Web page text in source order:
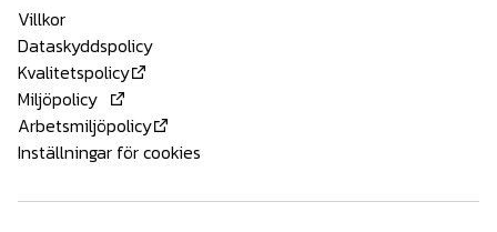
Villkor
Dataskyddspolicy
Kvalitetspolicy
Miljöpolicy
Arbetsmiljöpolicy
Inställningar för cookies